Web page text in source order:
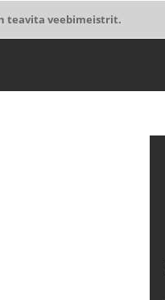
teavita veebimeistrit.